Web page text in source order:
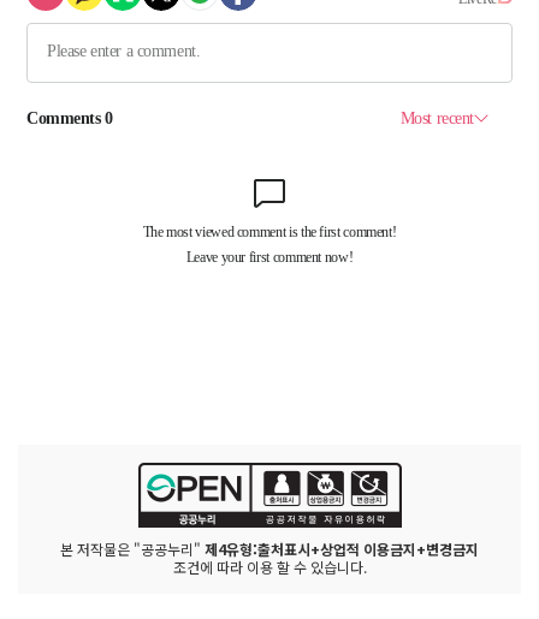
본 저작물은 "공공누리" 제4유형:출처표시+상업적 이용금지+변경금지
조건에 따라 이용 할 수 있습니다.